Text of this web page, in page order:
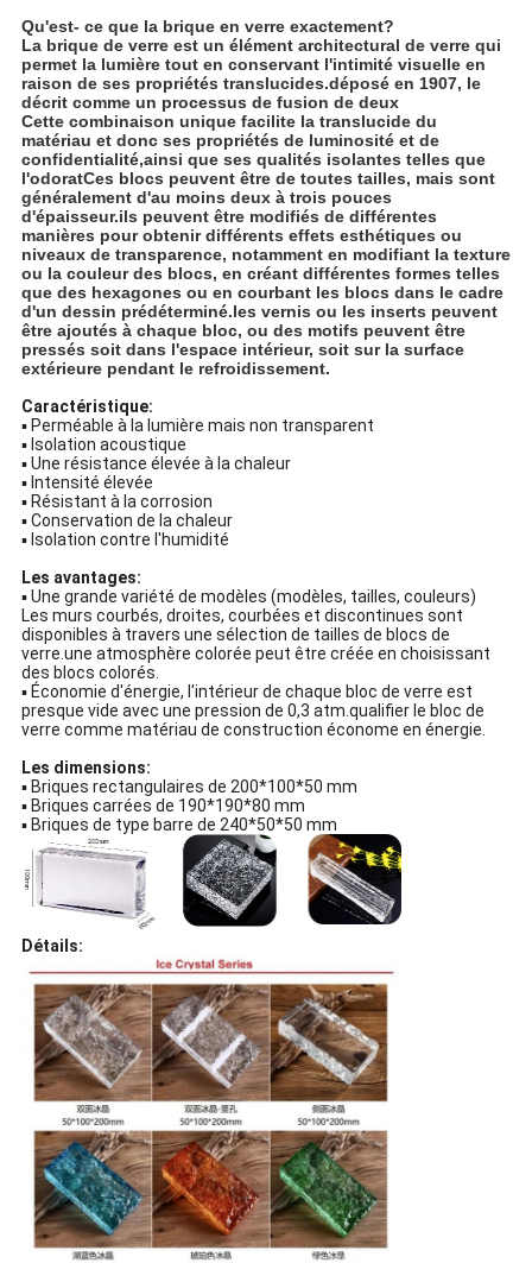
Qu'est- ce que la brique en verre exactement?
La brique de verre est un élément architectural de verre qui
permet la lumière tout en conservant l'intimité visuelle en
raison de ses propriétés translucides.déposé en 1907, le
décrit comme un processus de fusion de deux
Cette combinaison unique facilite la translucide du
matériau et donc ses propriétés de luminosité et de
confidentialité,ainsi que ses qualités isolantes telles que
l'odoratCes blocs peuvent être de toutes tailles, mais sont
généralement d'au moins deux à trois pouces
d'épaisseur.ils peuvent être modifiés de différentes
manières pour obtenir différents effets esthétiques ou
niveaux de transparence, notamment en modifiant la texture
ou la couleur des blocs, en créant différentes formes telles
que des hexagones ou en courbant les blocs dans le cadre
d'un dessin prédéterminé.les vernis ou les inserts peuvent
être ajoutés à chaque bloc, ou des motifs peuvent être
pressés soit dans l'espace intérieur, soit sur la surface
extérieure pendant le refroidissement.
Caractéristique:
▪ Perméable à la lumière mais non transparent
▪ Isolation acoustique
▪ Une résistance élevée à la chaleur
▪ Intensité élevée
▪ Résistant à la corrosion
▪ Conservation de la chaleur
▪ Isolation contre l'humidité
Les avantages:
▪ Une grande variété de modèles (modèles, tailles, couleurs)
Les murs courbés, droites, courbées et discontinues sont
disponibles à travers une sélection de tailles de blocs de
verre.une atmosphère colorée peut être créée en choisissant
des blocs colorés.
▪ Économie d'énergie, l'intérieur de chaque bloc de verre est
presque vide avec une pression de 0,3 atm.qualifier le bloc de
verre comme matériau de construction économe en énergie.
Les dimensions:
▪ Briques rectangulaires de 200*100*50 mm
▪ Briques carrées de 190*190*80 mm
▪ Briques de type barre de 240*50*50 mm
Détails: